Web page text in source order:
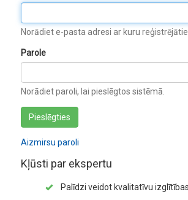
Norādiet e-pasta adresi ar kuru
Parole
Norādiet paroli, lai pieslēgtos sistēmā.
Pieslēgties
Aizmirsu paroli
Kļūsti par ekspertu
Palīdzi veidot kvalitatīvu